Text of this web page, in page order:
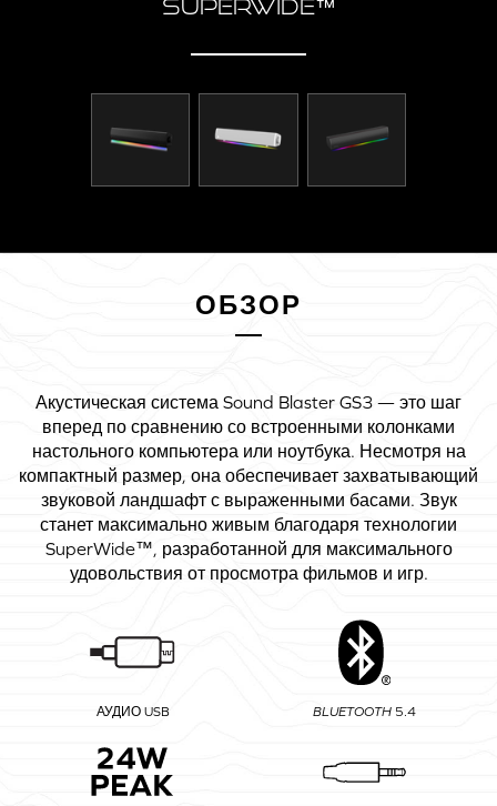
SUPERWIDE™
ОБЗОР
Акустическая система Sound Blaster GS3 — это шаг
вперед по сравнению со встроенными колонками
настольного компьютера или ноутбука. Несмотря на
компактный размер, она обеспечивает захватывающий
звуковой ландшафт с выраженными басами. Звук
станет максимально живым благодаря технологии
SuperWide™, разработанной для максимального
удовольствия от просмотра фильмов и игр.
АУДИО USB BLUETOOTH 5.4